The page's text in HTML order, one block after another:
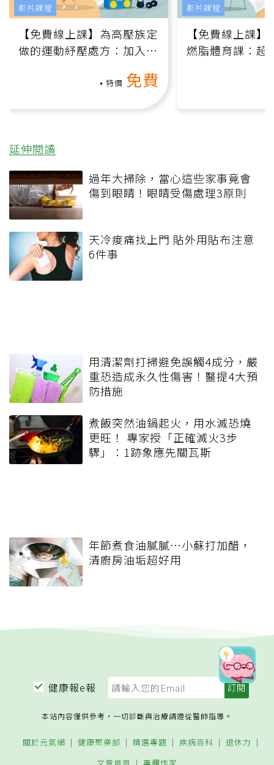
【免費線上課】為高壓族定
做的運動紓壓處方：加入行
特價 免費
影片課程
【免費線上課
燃脂體育課：超
影片課程
延伸閱讀
過年大掃除，當心這些家事竟會
傷到眼睛！眼睛受傷處理3原則
天冷痠痛找上門 貼外用貼布注意
6件事
用清潔劑打掃避免誤觸4成分，嚴
重恐造成永久性傷害！醫提4大預
防措施
煮飯突然油鍋起火，用水滅恐燒
更旺！ 專家授「正確滅火3步
驟」：1跡象應先關瓦斯
年節煮食油膩膩…小蘇打加醋，
清廚房油垢超好用
健康報e報
本站內容僅供參考，一切診斷與治療請遵從醫師指導。
關於元氣網 健康聚樂部 精選專題 疾病百科
退休力